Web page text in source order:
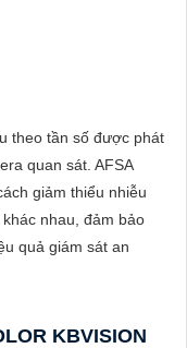
nét, bạn có thể sử
sắc nét cho hệ
hàng đầu, Camera
ngay hôm nay!"
theo tần số được phát
quan sát. AFSA
giảm thiểu nhiễu
nhau, đảm bảo
quả giám sát an
KBVISION